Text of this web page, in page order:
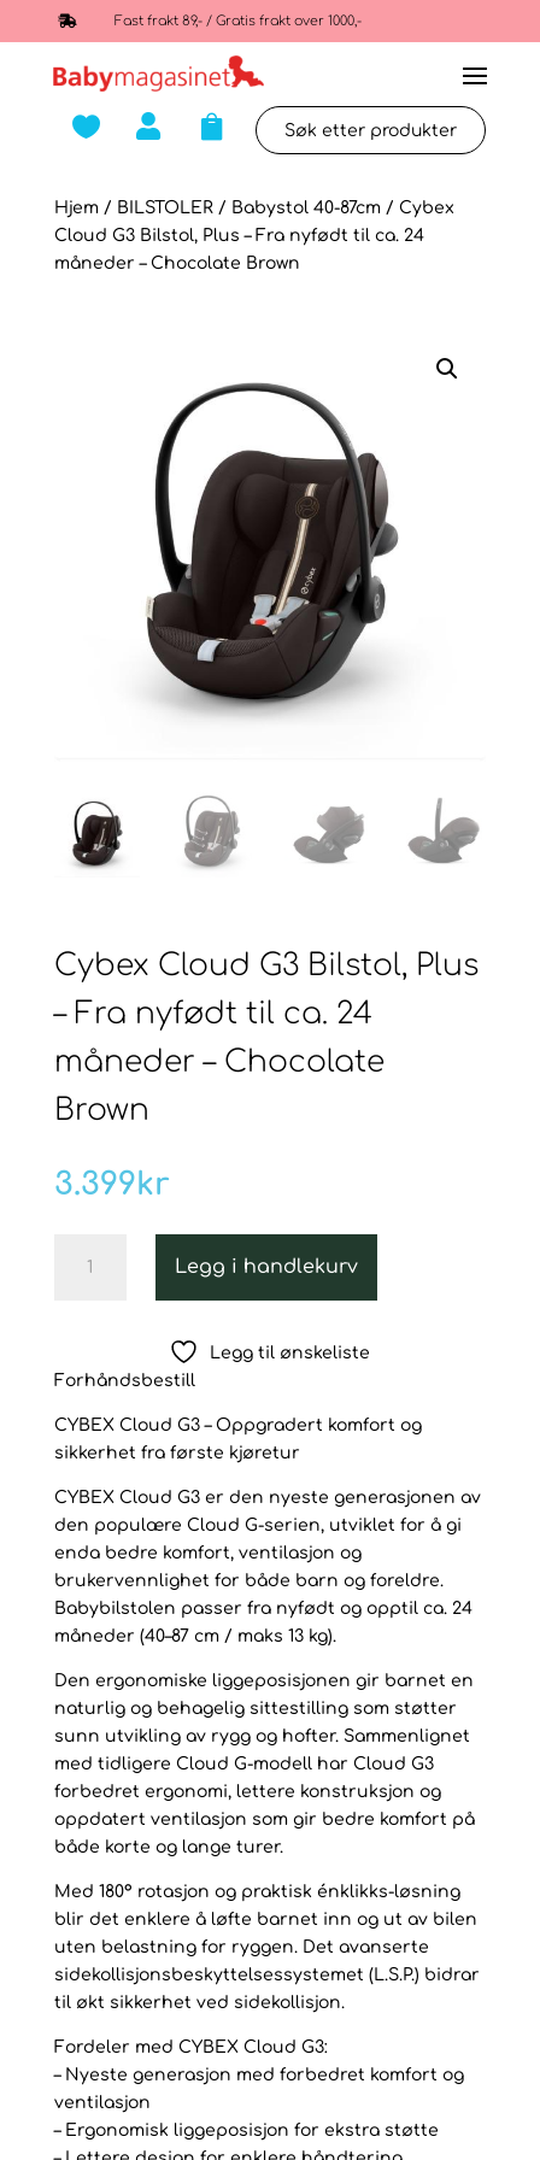
 Fast frakt 89,- / Gratis frakt over 1000,-
  
Hjem/ BILSTOLER/ Babystol 40-87cm/ Cybex
Cloud G3 Bilstol, Plus – Fra nyfødt til ca. 24
måneder – Chocolate Brown
Cybex Cloud G3 Bilstol, Plus
– Fra nyfødt til ca. 24
måneder – Chocolate
Brown
3.399kr
Cloud
–
Fra
nyfødt
ca.
24
måneder
–
Chocolate
Brown
Legg i handlekurv
Legg til ønskeliste
Forhåndsbestill
CYBEX Cloud G3 – Oppgradert komfort og
sikkerhet fra første kjøretur
CYBEX Cloud G3 er den nyeste generasjonen av
den populære Cloud G-serien, utviklet for å gi
enda bedre komfort, ventilasjon og
brukervennlighet for både barn og foreldre.
Babybilstolen passer fra nyfødt og opptil ca. 24
måneder (40–87 cm / maks 13 kg).
Den ergonomiske liggeposisjonen gir barnet en
naturlig og behagelig sittestilling som støtter
sunn utvikling av rygg og hofter. Sammenlignet
med tidligere Cloud G-modell har Cloud G3
forbedret ergonomi, lettere konstruksjon og
oppdatert ventilasjon som gir bedre komfort på
både korte og lange turer.
Med 180° rotasjon og praktisk énklikks-løsning
blir det enklere å løfte barnet inn og ut av bilen
uten belastning for ryggen. Det avanserte
sidekollisjonsbeskyttelsessystemet (L.S.P.) bidrar
til økt sikkerhet ved sidekollisjon.
Fordeler med CYBEX Cloud G3:
– Nyeste generasjon med forbedret komfort og
ventilasjon
– Ergonomisk liggeposisjon for ekstra støtte